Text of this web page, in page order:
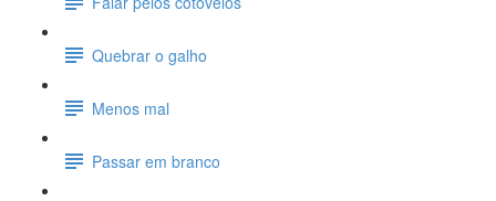
Quebrar o galho
Menos mal
Passar em branco